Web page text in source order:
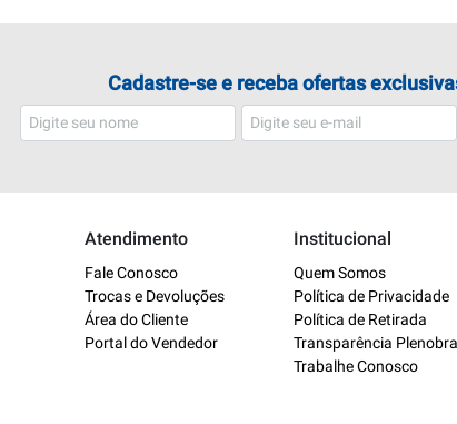
Cadastre-se e receba ofertas
Atendimento
Fale Conosco
Trocas e Devoluções
Área do Cliente
Portal do Vendedor
Institucional
Quem Somos
Política de Privacidade
Política de Retirada
Transparência
Trabalhe Conosco